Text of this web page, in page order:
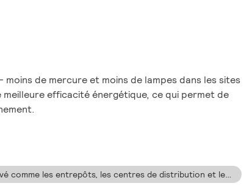
de mercure et moins de lampes dans les sites
efficacité énergétique, ce qui permet de
Idéales pour les aires à plafond élevé comme les entrepôts, les centres de distribution et les usines.